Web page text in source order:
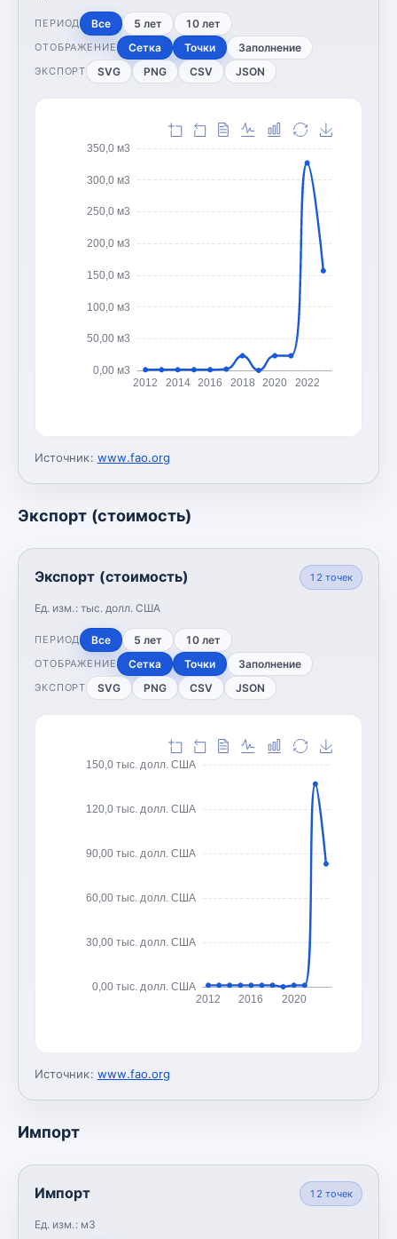
ПЕРИОД Все 5 лет 10 лет
ОТОБРАЖЕНИЕ Сетка Точки Заполнение
ЭКСПОРТ SVG PNG CSV JSON
0,00 м3
50,00 м3
100,0 м3
150,0 м3
200,0 м3
250,0 м3
300,0 м3
350,0 м3
2012 2014 2016 2018 2020 2022
Источник: www.fao.org
Экспорт (стоимость)
Экспорт (стоимость)
Ед. изм.: тыс. долл. США
12 точек
ПЕРИОД Все 5 лет 10 лет
ОТОБРАЖЕНИЕ Сетка Точки Заполнение
ЭКСПОРТ SVG PNG CSV JSON
0,00 тыс. долл. США
30,00 тыс. долл. США
60,00 тыс. долл. США
90,00 тыс. долл. США
120,0 тыс. долл. США
150,0 тыс. долл. США
2012 2016 2020
Источник: www.fao.org
Импорт
Импорт
Ед. изм.: м3
12 точек